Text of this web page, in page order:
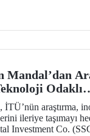
Mandal’dan
Odaklı
Çin
araştırma,
ileriye taşımayı
Investment Co.